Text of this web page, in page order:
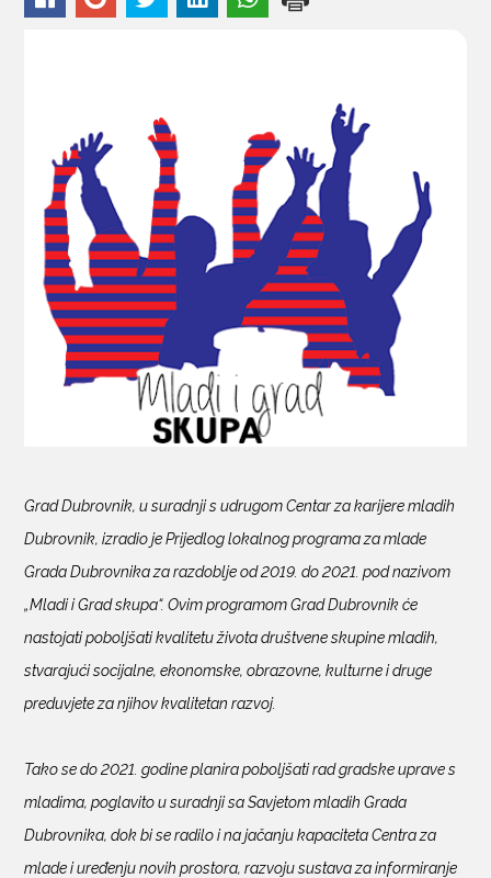
Grad Dubrovnik, u suradnji s udrugom Centar za karijere mladih
Dubrovnik, izradio je Prijedlog lokalnog programa za mlade
Grada Dubrovnika za razdoblje od 2019. do 2021. pod nazivom
„Mladi i Grad skupa“. Ovim programom Grad Dubrovnik će
nastojati poboljšati kvalitetu života društvene skupine mladih,
stvarajući socijalne, ekonomske, obrazovne, kulturne i druge
preduvjete za njihov kvalitetan razvoj.
Tako se do 2021. godine planira poboljšati rad gradske uprave s
mladima, poglavito u suradnji sa Savjetom mladih Grada
Dubrovnika, dok bi se radilo i na jačanju kapaciteta Centra za
mlade i uređenju novih prostora, razvoju sustava za informiranje